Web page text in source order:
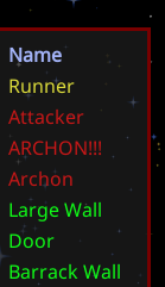
Name
Runner
Attacker
ARCHON!!!
Archon
LargeWall
Door
BarrackWall